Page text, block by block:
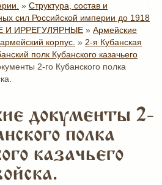
» Структура, состав и
сил Российской империи до 1918
И ИРРЕГУЛЯРНЫЕ » Армейские
корпус. » 2-я Кубанская
полк Кубанского казачьего
2-го Кубанского полка
документы 2-
полка
казачьего